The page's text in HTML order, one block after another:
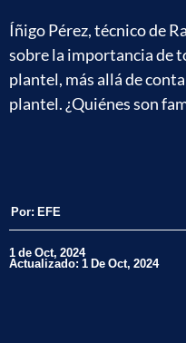
Íñigo Pérez, técnico de
sobre la importancia de
plantel, más allá de
plantel. ¿Quiénes son
Por: EFE
1 de Oct, 2024
Actualizado: 1 De Oct, 2024